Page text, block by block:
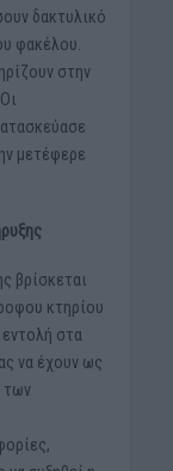
δακτυλικό
φακέλου.
στην
μετέφερε
βρίσκεται
κτηρίου
στα
να έχουν ως
των